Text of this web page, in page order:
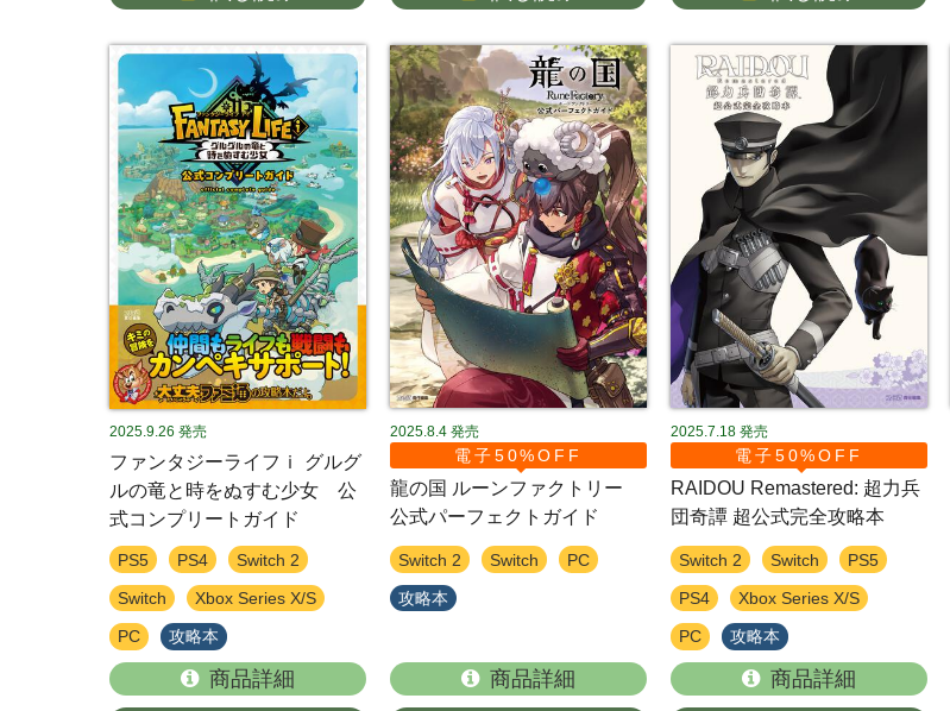
2025.9.26 発売
ファンタジーライフｉ グルグ
ルの竜と時をぬすむ少女 公
式コンプリートガイド
PS5 PS4 Switch 2
Switch Xbox Series X/S
PC 攻略本
商品詳細
2025.8.4 発売
電子50%OFF
龍の国 ルーンファクトリー
公式パーフェクトガイド
Switch 2 Switch PC
攻略本
商品詳細
2025.7.18 発売
電子50%OFF
RAIDOU Remastered: 超力兵
団奇譚 超公式完全攻略本
Switch 2 Switch PS5
PS4 Xbox Series X/S
PC 攻略本
商品詳細